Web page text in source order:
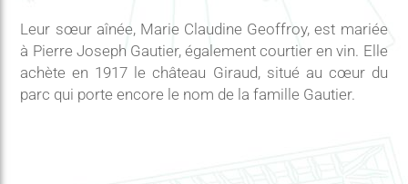
Leur sœur aînée, Marie Claudine Geoffroy, est mariée
à Pierre Joseph Gautier, également courtier en vin. Elle
achète en 1917 le château Giraud, situé au cœur du
parc qui porte encore le nom de la famille Gautier.